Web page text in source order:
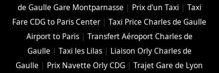
de Gaulle Gare Montparnasse | Prix d'un Taxi | Taxi
Fare CDG to Paris Center |Taxi Price Charles de Gaulle
Airport to Paris| Transfert Aéroport Charles de
Gaulle | Taxi les Lilas| Liaison Orly Charles de
Gaulle | Prix Navette Orly CDG |Trajet Gare de Lyon